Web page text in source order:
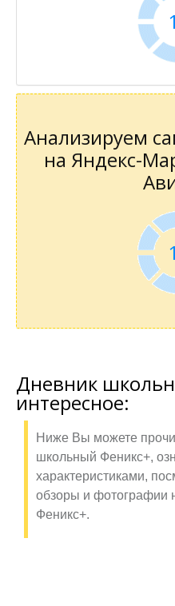
Анализируем
на Яндекс-
Дневник
интересное:
Ниже Вы можете
школьный Феникс+,
характеристиками,
обзоры и фотографии
Феникс+.